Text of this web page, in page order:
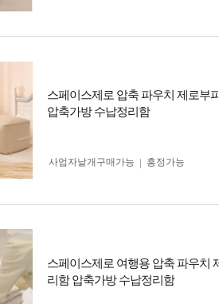
스페이스제로 압축 파우치 제로부
압축가방 수납정리함
사업자 낱개구매가능 흥정가능
스페이스제로 여행용 압축 파우치
리함 압축가방 수납정리함